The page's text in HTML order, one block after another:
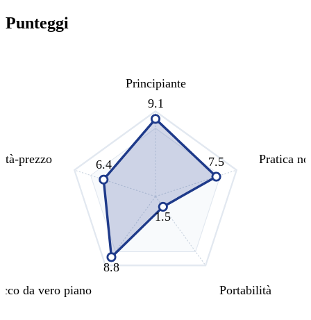
Punteggi
9.1
7.5
1.5
8.8
6.4
Principiante
Pratica
Portabilità
da vero piano
prezzo